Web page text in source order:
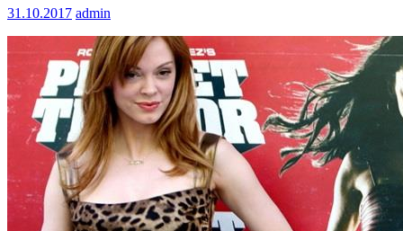
31.10.2017 admin